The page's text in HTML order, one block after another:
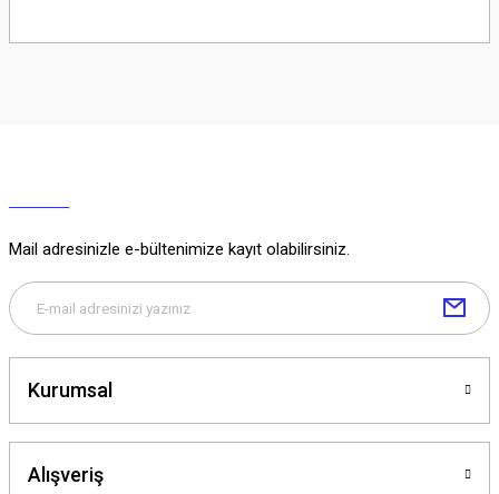
Soru Sor
Mail adresinizle e-bültenimize kayıt olabilirsiniz.
Kurumsal
Alışveriş